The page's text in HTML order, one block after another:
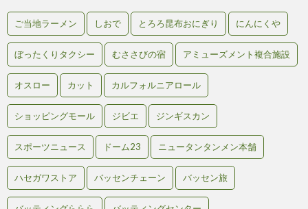
ご当地ラーメン しおで とろろ昆布おにぎり にんにくや
ぼったくりタクシー むささびの宿 アミューズメント複合施設
オスロー カット カルフォルニアロール
ショッピングモール ジビエ ジンギスカン
スポーツニュース ドーム23 ニュータンタンメン本舗
ハセガワストア バッセンチェーン バッセン旅